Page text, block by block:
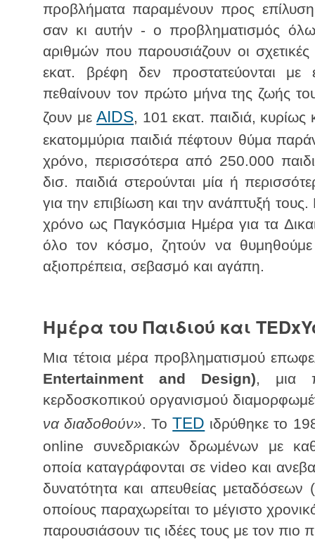
προβλήματα παραμένουν προς επίλυση
σαν κι αυτήν - ο προβληματισμός
αριθμών που παρουσιάζουν οι
εκατ. βρέφη δεν προστατεύονται με
πεθαίνουν τον πρώτο μήνα της ζωής
ζουν μεAIDS, 101 εκατ. παιδιά, κυρίως
εκατομμύρια παιδιά πέφτουν θύμα
χρόνο, περισσότερα από 250.000
δισ. παιδιά στερούνται μία ή
για την επιβίωση και την ανάπτυξή τους.
χρόνο ως Παγκόσμια Ημέρα για τα
όλο τον κόσμο, ζητούν να
αξιοπρέπεια, σεβασμό και αγάπη.
Ημέρα του Παιδιού και
Μια τέτοια μέρα προβληματισμού
Entertainment and Design), μια
κερδοσκοπικού οργανισμού
να διαδοθούν». ΤοTED ιδρύθηκε το
online συνεδριακών δρωμένων με
οποία καταγράφονται σε video και
δυνατότητα και απευθείας
οποίους παραχωρείται το μέγιστο
παρουσιάσουν τις ιδέες τους με τον